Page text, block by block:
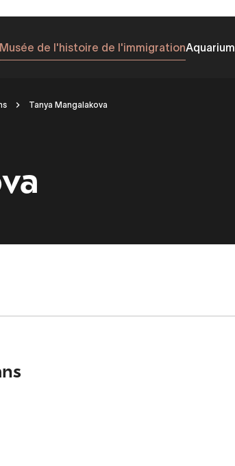
Musée de l'histoire de l'immigration
Tanya Mangalakova